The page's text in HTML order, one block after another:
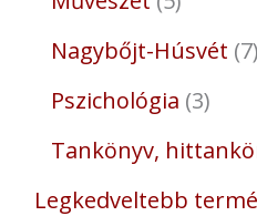
Nagybőjt-Húsvét 7
Pszichológia 3
Tankönyv,
Legkedveltebb